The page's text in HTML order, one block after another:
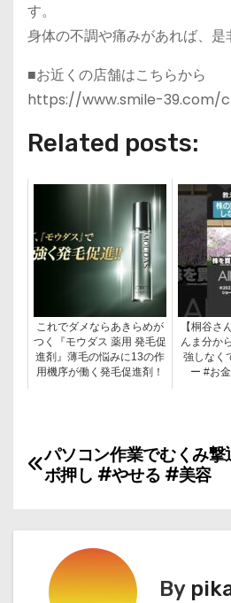
す。
身体の不調や痛みがあれば、是
■お近くの店舗はこちらから
https://www.smile-39.com/
Related posts:
これでダメならあきらめが
つく『モウダス 薬用 発毛促
進剤』薄毛の悩みに13の作
用機序が働く発毛促進剤！
【桐谷さ
んま分か
強しなく
ー #お
投
稿
ナ
ビ
パソコン作業でむくみ
ボ押し #やせる #美容
By